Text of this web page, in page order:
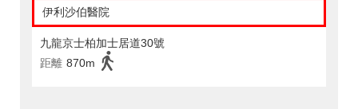
伊利沙伯醫院
九龍京士柏加士居道30號
距離 870m